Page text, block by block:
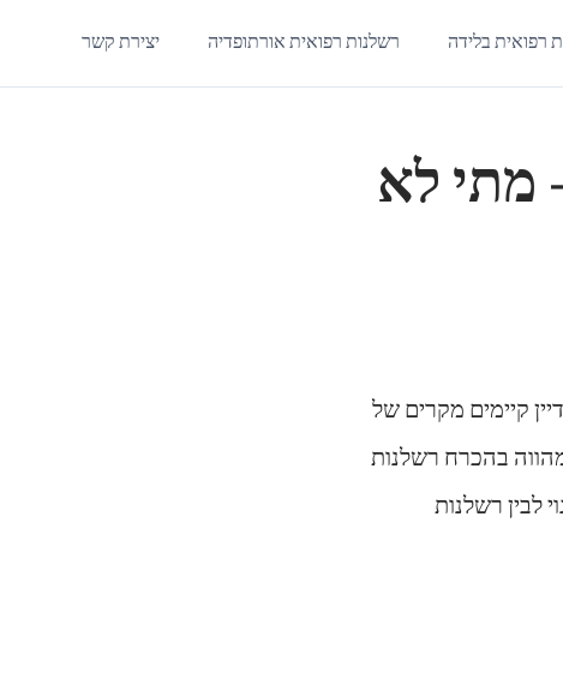
רפואית בלידה רשלנות רפואית אורתופדיה יצירת קשר
מתי לא
קיימים מקרים של
בהכרח רשלנות
לבין רשלנות